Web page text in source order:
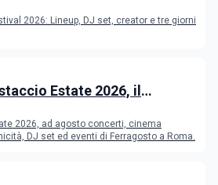
2026: Lineup, DJ set, creator e tre giorni
Estate 2026, il
2026, ad agosto concerti, cinema
DJ set ed eventi di Ferragosto a Roma.